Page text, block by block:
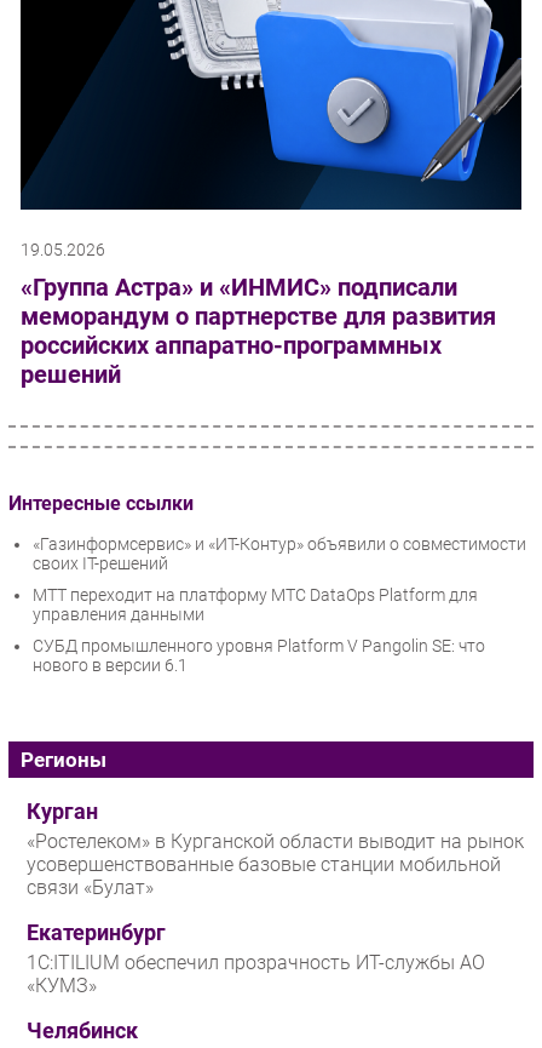
19.05.2026
«Группа Астра» и «ИНМИС» подписали
меморандум о партнерстве для развития
российских аппаратно-программных
решений
Интересные ссылки
«Газинформсервис» и «ИТ-Контур» объявили о совместимости
своих IT-решений
МТТ переходит на платформу МТС DataOps Platform для
управления данными
СУБД промышленного уровня Platform V Pangolin SE: что
нового в версии 6.1
Регионы
Курган
«Ростелеком» в Курганской области выводит на рынок
усовершенствованные базовые станции мобильной
связи «Булат»
Екатеринбург
1С:ITILIUM обеспечил прозрачность ИТ-службы АО
«КУМЗ»
Челябинск